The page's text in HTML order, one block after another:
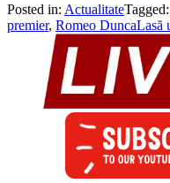
Posted in: ActualitateTagged:
premier, Romeo DuncaLasă